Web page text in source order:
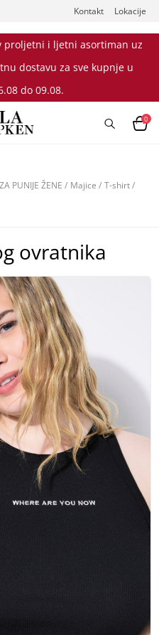
Kontakt Lokacije
proljetni i ljetni asortiman uz
dostavu za sve kupnje u
do 09.08.
0
PUNIJE ŽENE / Majice / T-shirt/
ovratnika